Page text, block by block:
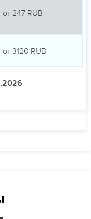
от 247 RUB
от 3120 RUB